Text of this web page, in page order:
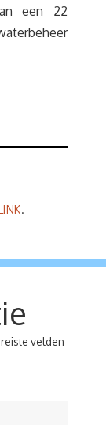
een 22
.
velden